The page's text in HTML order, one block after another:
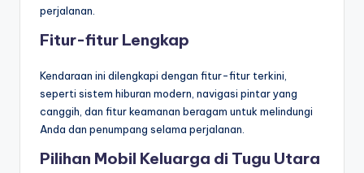
perjalanan.
Fitur-fitur Lengkap
Kendaraan ini dilengkapi dengan fitur-fitur terkini,
seperti sistem hiburan modern, navigasi pintar yang
canggih, dan fitur keamanan beragam untuk melindungi
Anda dan penumpang selama perjalanan.
Pilihan Mobil Keluarga di Tugu Utara